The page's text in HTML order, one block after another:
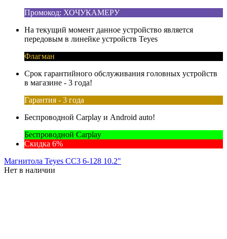
Промокод: ХОЧУКАМЕРУ
На текущий момент данное устройство является
передовым в линейке устройств Teyes
Флагман
Срок гарантийного обслуживания головных устройств
в магазине - 3 года!
Гарантия - 3 года
Беспроводной Carplay и Android auto!
Беспроводной Carplay
Скидка 6%
Магнитола Teyes CC3 6-128 10.2"
Нет в наличии